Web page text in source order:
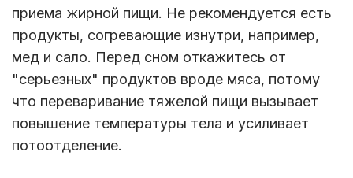
приема жирной пищи. Не рекомендуется есть
продукты, согревающие изнутри, например,
мед и сало. Перед сном откажитесь от
"серьезных" продуктов вроде мяса, потому
что переваривание тяжелой пищи вызывает
повышение температуры тела и усиливает
потоотделение.